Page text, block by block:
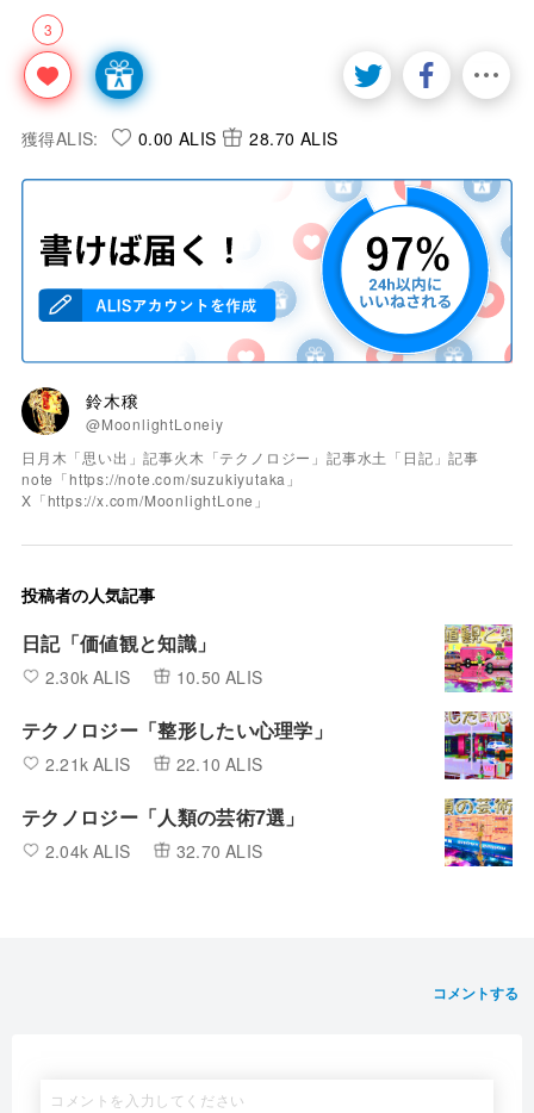
3
獲得ALIS: 0.00 ALIS 28.70 ALIS
鈴木穣
@MoonlightLoneiy
日月木「思い出」記事火木「テクノロジー」記事水土「日記」記事
note「https://note.com/suzukiyutaka」
X「https://x.com/MoonlightLone」
投稿者の人気記事
日記「価値観と知識」
2.30k ALIS 10.50 ALIS
テクノロジー「整形したい心理学」
2.21k ALIS 22.10 ALIS
テクノロジー「人類の芸術7選」
2.04k ALIS 32.70 ALIS
コメントする